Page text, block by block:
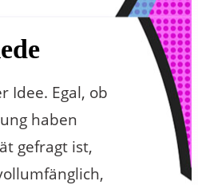
Idee. Egal, ob
haben
gefragt ist,